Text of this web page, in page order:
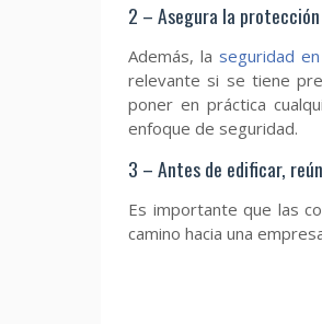
2 – Asegura la
Además, la seguridad
relevante si se tiene
poner en práctica
enfoque de seguridad.
3 – Antes de edificar,
Es importante que las
camino hacia una